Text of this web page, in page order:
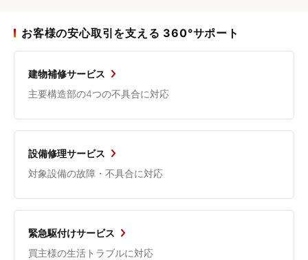
お客様の安心取引を支える 360°サポート
建物補修サービス
主要構造部の4つの不具合に対応
設備修理サービス
対象設備の故障・不具合に対応
緊急駆付けサービス
買主様の生活トラブルに対応